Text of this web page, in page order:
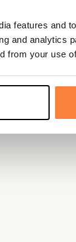
features and
and analytics
from your use